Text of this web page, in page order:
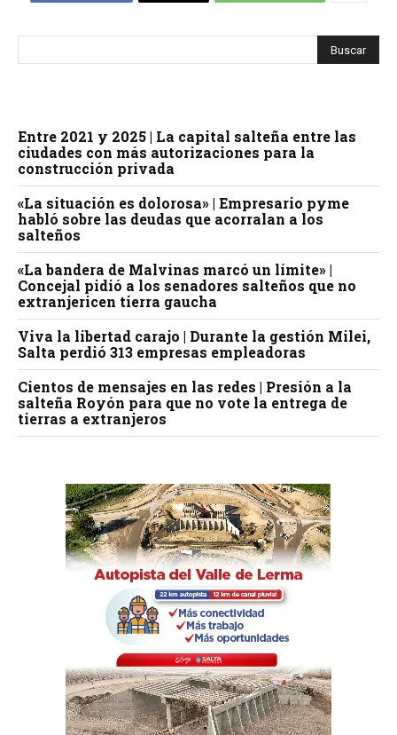
Entre 2021 y 2025 | La capital salteña entre las
ciudades con más autorizaciones para la
construcción privada
«La situación es dolorosa» | Empresario pyme
habló sobre las deudas que acorralan a los
salteños
«La bandera de Malvinas marcó un límite» |
Concejal pidió a los senadores salteños que no
extranjericen tierra gaucha
Viva la libertad carajo | Durante la gestión Milei,
Salta perdió 313 empresas empleadoras
Cientos de mensajes en las redes | Presión a la
salteña Royón para que no vote la entrega de
tierras a extranjeros